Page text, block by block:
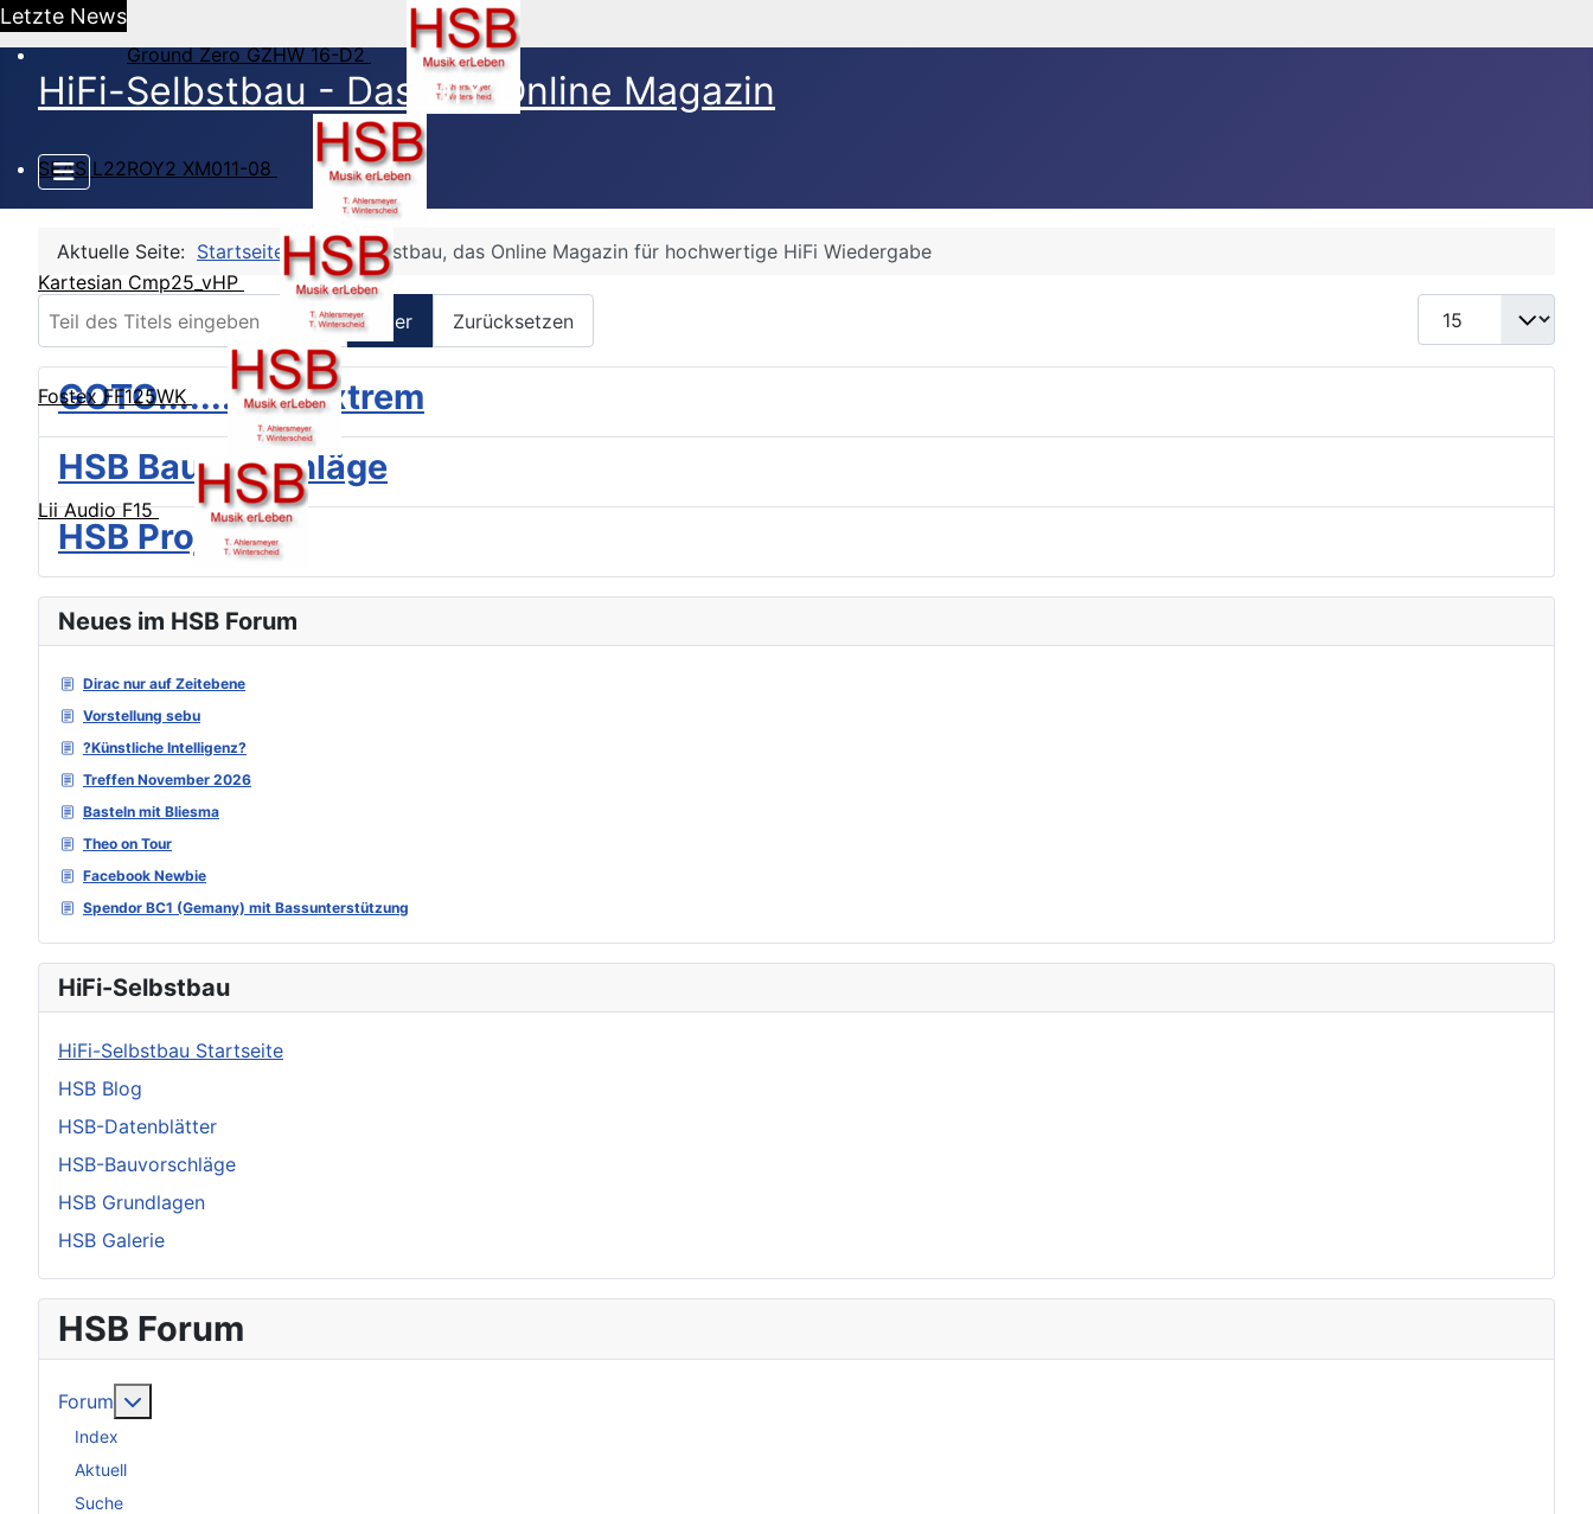
Letzte News
Ground Zero GZHW 16-D2
SEAS L22ROY2 XM011-08
Kartesian Cmp25_vHP
Fostex FF125WK
Lii Audio F15
HiFi-Selbstbau - Das DIY Online Magazin
Neues im HSB Forum
Dirac nur auf Zeitebene
Vorstellung sebu
?Künstliche Intelligenz?
Treffen November 2026
Basteln mit Bliesma
Theo on Tour
Facebook Newbie
Spendor BC1 (Gemany) mit Bassunterstützung
HiFi-Selbstbau
HiFi-Selbstbau Startseite
HSB Blog
HSB-Datenblätter
HSB-Bauvorschläge
HSB Grundlagen
HSB Galerie
HSB Forum
Forum
Index
Aktuell
Suche
Aktuelle Seite: Startseite HiFi-Selbstbau, das Online Magazin für hochwertige HiFi Wiedergabe
Filter Zurücksetzen
Anzeige #
GOTO....... DIY extrem
HSB Bauvorschläge
HSB Projekte